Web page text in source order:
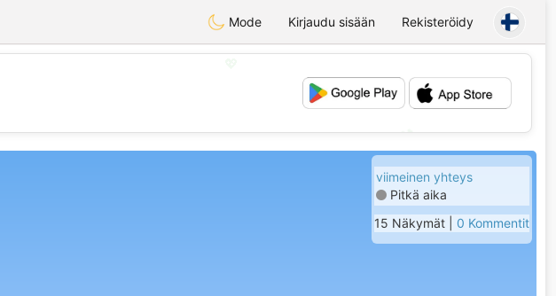
Mode Kirjaudu sisään Rekisteröidy
💕
viimeinen yhteys
Pitkä aika
15 Näkymät | 0 Kommentit